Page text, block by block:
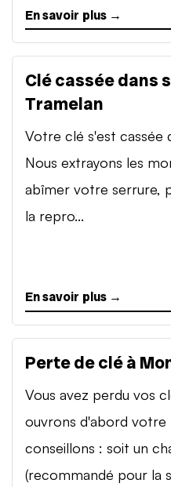
En savoir plus →
Clé cassée dans
Tramelan
Votre clé s'est cassée
Nous extrayons les
abîmer votre serrure,
la repro...
En savoir plus →
Perte de clé à
Vous avez perdu vos
ouvrons d'abord votre
conseillons : soit un
(recommandé pour la